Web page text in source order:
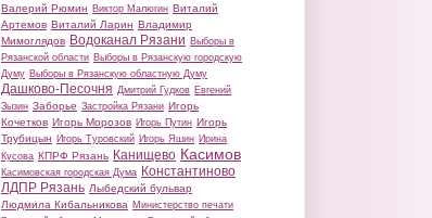
Валерий Рюмин Виктор Малюгин Виталий
Артемов Виталий Ларин Владимир
Мимоглядов Водоканал Рязани Выборы в
Рязанской области Выборы в Рязанскую городскую
Думу Выборы в Рязанскую областную Думу
Дашково-Песочня Дмитрий Гудков Евгений
Зызин Заборье Застройка Рязани Игорь
Кочетков Игорь Морозов Игорь Путин Игорь
Трубицын Игорь Туровский Игорь Яшин Ирина
Кусова КПРФ Рязань Канищево Касимов
Касимовская городская Дума Константиново
ЛДПР Рязань Лыбедский бульвар
Людмила Кибальникова Министерство печати